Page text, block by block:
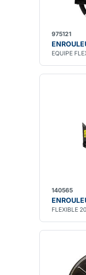
975121
EQUIPE
140565
FLEXIBLE